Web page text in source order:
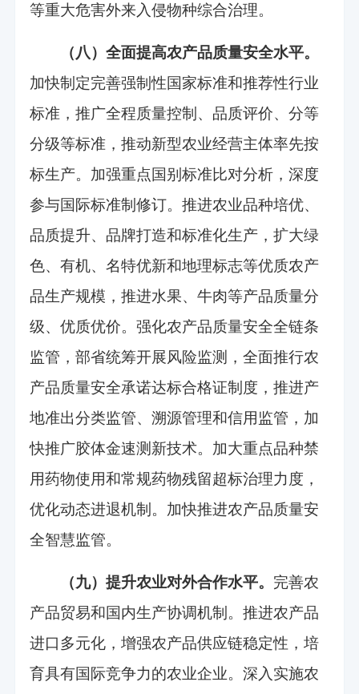
等重大危害外来入侵物种综合治理。
（八）全面提高农产品质量安全水平。
加快制定完善强制性国家标准和推荐性行业
标准，推广全程质量控制、品质评价、分等
分级等标准，推动新型农业经营主体率先按
标生产。加强重点国别标准比对分析，深度
参与国际标准制修订。推进农业品种培优、
品质提升、品牌打造和标准化生产，扩大绿
色、有机、名特优新和地理标志等优质农产
品生产规模，推进水果、牛肉等产品质量分
级、优质优价。强化农产品质量安全全链条
监管，部省统筹开展风险监测，全面推行农
产品质量安全承诺达标合格证制度，推进产
地准出分类监管、溯源管理和信用监管，加
快推广胶体金速测新技术。加大重点品种禁
用药物使用和常规药物残留超标治理力度，
优化动态进退机制。加快推进农产品质量安
全智慧监管。
（九）提升农业对外合作水平。 完善农
产品贸易和国内生产协调机制。推进农产品
进口多元化，增强农产品供应链稳定性，培
育具有国际竞争力的农业企业。深入实施农